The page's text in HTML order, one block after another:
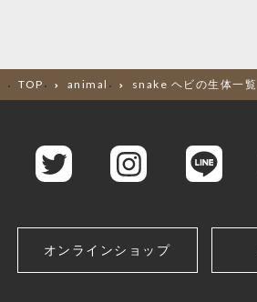
TOP animal snake ヘビの生体一覧
オンラインショップ